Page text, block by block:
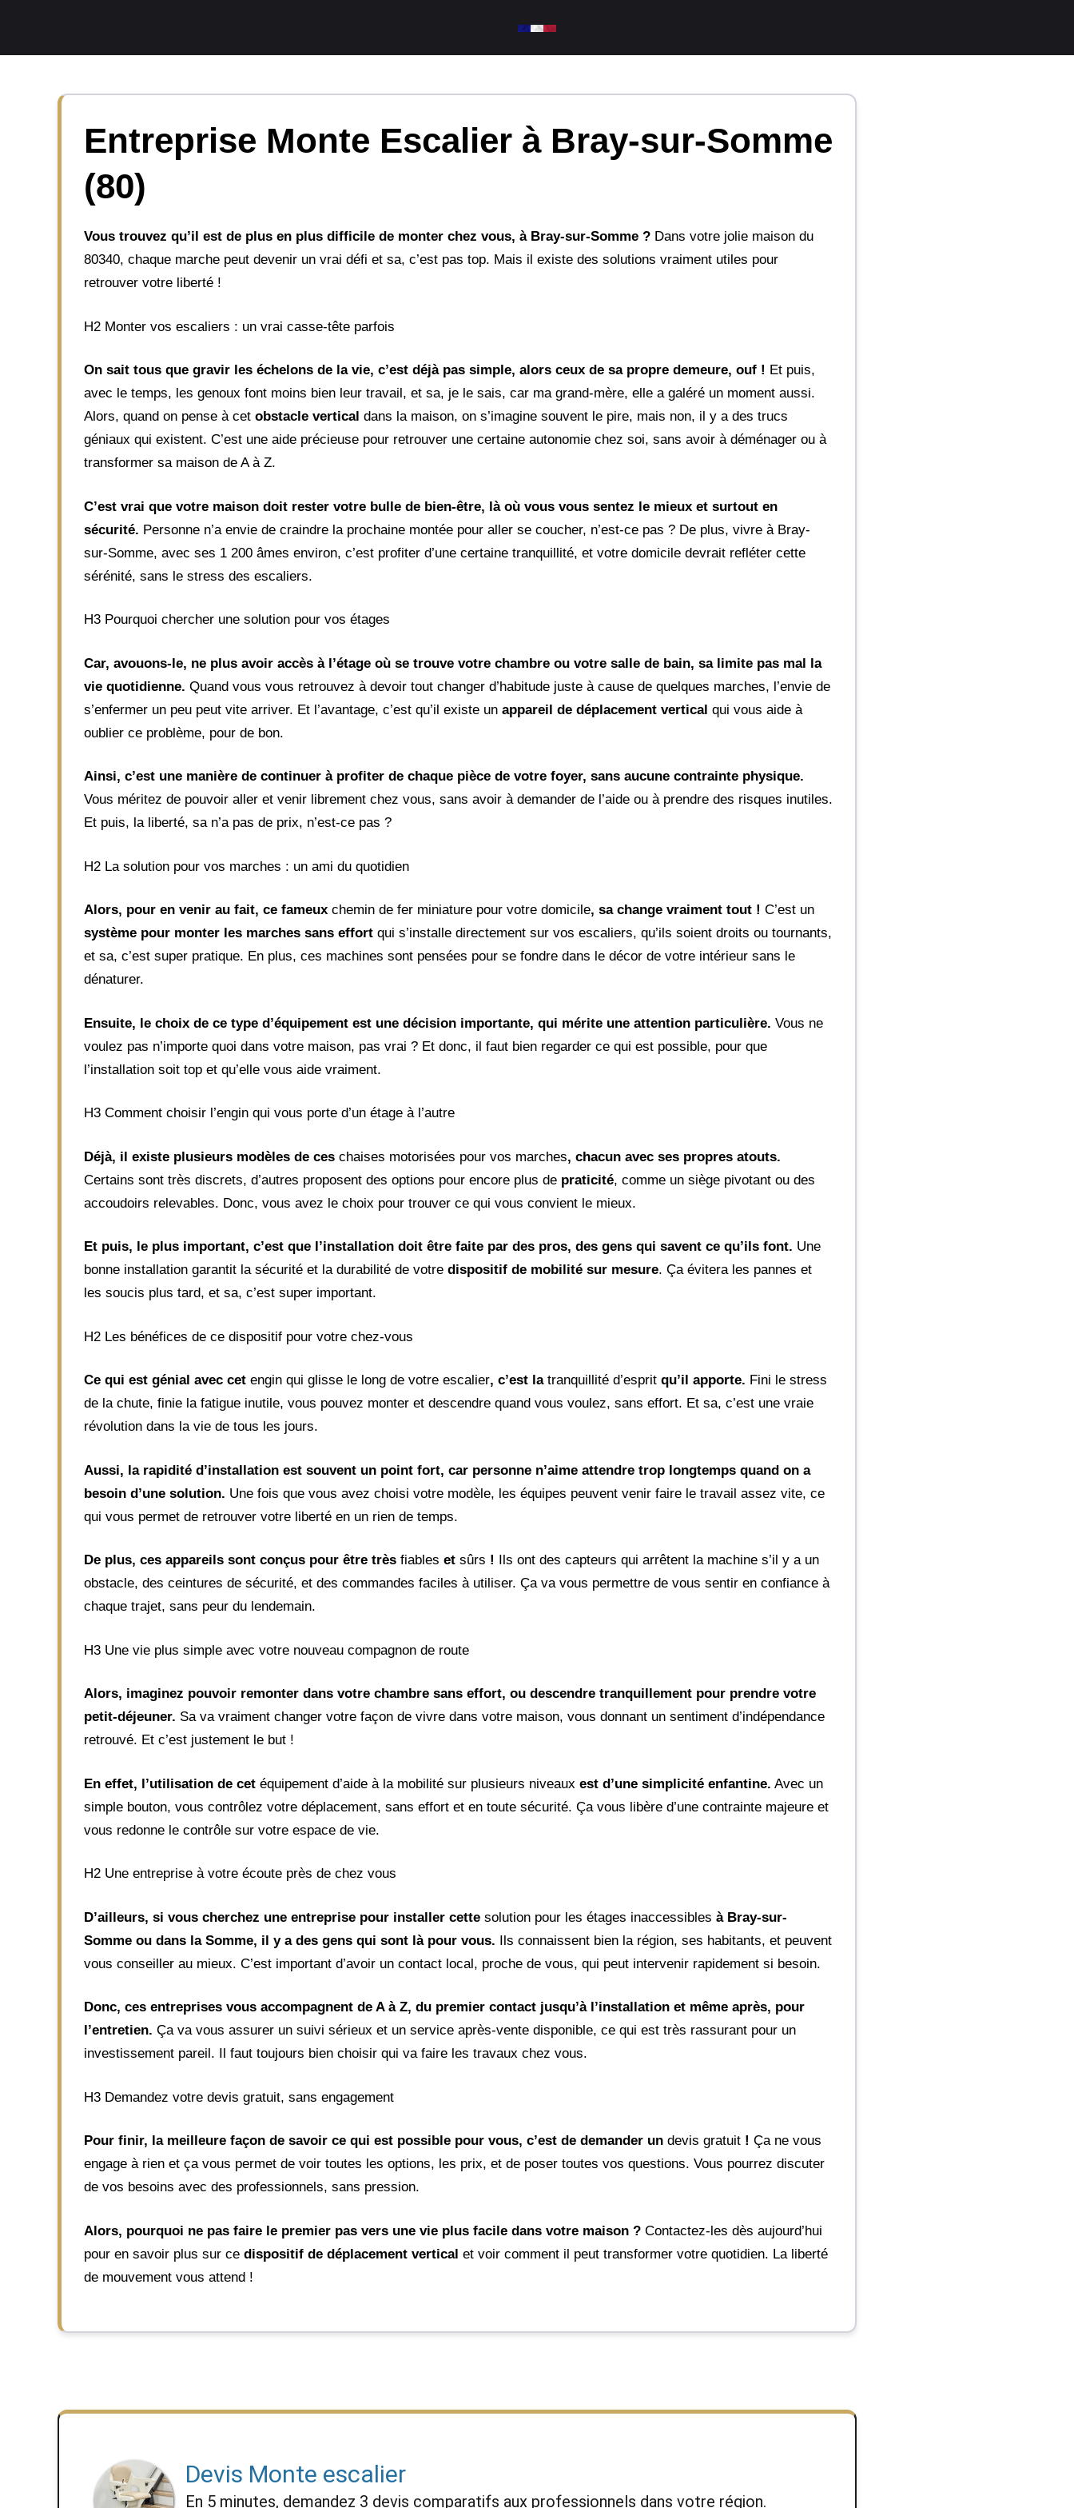
contenu
Entreprise Monte Escalier à Bray-sur-Somme
(80)
Vous trouvez qu’il est de plus en plus difficile de monter chez vous, à Bray-sur-Somme ? Dans votre jolie maison du
80340, chaque marche peut devenir un vrai défi et sa, c’est pas top. Mais il existe des solutions vraiment utiles pour
retrouver votre liberté !
H2 Monter vos escaliers : un vrai casse-tête parfois
On sait tous que gravir les échelons de la vie, c’est déjà pas simple, alors ceux de sa propre demeure, ouf ! Et puis,
avec le temps, les genoux font moins bien leur travail, et sa, je le sais, car ma grand-mère, elle a galéré un moment aussi.
Alors, quand on pense à cet obstacle vertical dans la maison, on s’imagine souvent le pire, mais non, il y a des trucs
géniaux qui existent. C’est une aide précieuse pour retrouver une certaine autonomie chez soi, sans avoir à déménager ou à
transformer sa maison de A à Z.
C’est vrai que votre maison doit rester votre bulle de bien-être, là où vous vous sentez le mieux et surtout en
sécurité. Personne n’a envie de craindre la prochaine montée pour aller se coucher, n’est-ce pas ? De plus, vivre à Bray-
sur-Somme, avec ses 1 200 âmes environ, c’est profiter d’une certaine tranquillité, et votre domicile devrait refléter cette
sérénité, sans le stress des escaliers.
H3 Pourquoi chercher une solution pour vos étages
Car, avouons-le, ne plus avoir accès à l’étage où se trouve votre chambre ou votre salle de bain, sa limite pas mal la
vie quotidienne. Quand vous vous retrouvez à devoir tout changer d’habitude juste à cause de quelques marches, l’envie de
s’enfermer un peu peut vite arriver. Et l’avantage, c’est qu’il existe un appareil de déplacement vertical qui vous aide à
oublier ce problème, pour de bon.
Ainsi, c’est une manière de continuer à profiter de chaque pièce de votre foyer, sans aucune contrainte physique.
Vous méritez de pouvoir aller et venir librement chez vous, sans avoir à demander de l’aide ou à prendre des risques inutiles.
Et puis, la liberté, sa n’a pas de prix, n’est-ce pas ?
H2 La solution pour vos marches : un ami du quotidien
Alors, pour en venir au fait, ce fameux chemin de fer miniature pour votre domicile, sa change vraiment tout ! C’est un
système pour monter les marches sans effort qui s’installe directement sur vos escaliers, qu’ils soient droits ou tournants,
et sa, c’est super pratique. En plus, ces machines sont pensées pour se fondre dans le décor de votre intérieur sans le
dénaturer.
Ensuite, le choix de ce type d’équipement est une décision importante, qui mérite une attention particulière. Vous ne
voulez pas n’importe quoi dans votre maison, pas vrai ? Et donc, il faut bien regarder ce qui est possible, pour que
l’installation soit top et qu’elle vous aide vraiment.
H3 Comment choisir l’engin qui vous porte d’un étage à l’autre
Déjà, il existe plusieurs modèles de ces chaises motorisées pour vos marches, chacun avec ses propres atouts.
Certains sont très discrets, d’autres proposent des options pour encore plus de praticité, comme un siège pivotant ou des
accoudoirs relevables. Donc, vous avez le choix pour trouver ce qui vous convient le mieux.
Et puis, le plus important, c’est que l’installation doit être faite par des pros, des gens qui savent ce qu’ils font. Une
bonne installation garantit la sécurité et la durabilité de votre dispositif de mobilité sur mesure. Ça évitera les pannes et
les soucis plus tard, et sa, c’est super important.
H2 Les bénéfices de ce dispositif pour votre chez-vous
Ce qui est génial avec cet engin qui glisse le long de votre escalier, c’est la tranquillité d’esprit qu’il apporte. Fini le stress
de la chute, finie la fatigue inutile, vous pouvez monter et descendre quand vous voulez, sans effort. Et sa, c’est une vraie
révolution dans la vie de tous les jours.
Aussi, la rapidité d’installation est souvent un point fort, car personne n’aime attendre trop longtemps quand on a
besoin d’une solution. Une fois que vous avez choisi votre modèle, les équipes peuvent venir faire le travail assez vite, ce
qui vous permet de retrouver votre liberté en un rien de temps.
De plus, ces appareils sont conçus pour être très fiables et sûrs ! Ils ont des capteurs qui arrêtent la machine s’il y a un
obstacle, des ceintures de sécurité, et des commandes faciles à utiliser. Ça va vous permettre de vous sentir en confiance à
chaque trajet, sans peur du lendemain.
H3 Une vie plus simple avec votre nouveau compagnon de route
Alors, imaginez pouvoir remonter dans votre chambre sans effort, ou descendre tranquillement pour prendre votre
petit-déjeuner. Sa va vraiment changer votre façon de vivre dans votre maison, vous donnant un sentiment d’indépendance
retrouvé. Et c’est justement le but !
En effet, l’utilisation de cet équipement d’aide à la mobilité sur plusieurs niveaux est d’une simplicité enfantine. Avec un
simple bouton, vous contrôlez votre déplacement, sans effort et en toute sécurité. Ça vous libère d’une contrainte majeure et
vous redonne le contrôle sur votre espace de vie.
H2 Une entreprise à votre écoute près de chez vous
D’ailleurs, si vous cherchez une entreprise pour installer cette solution pour les étages inaccessibles à Bray-sur-
Somme ou dans la Somme, il y a des gens qui sont là pour vous. Ils connaissent bien la région, ses habitants, et peuvent
vous conseiller au mieux. C’est important d’avoir un contact local, proche de vous, qui peut intervenir rapidement si besoin.
Donc, ces entreprises vous accompagnent de A à Z, du premier contact jusqu’à l’installation et même après, pour
l’entretien. Ça va vous assurer un suivi sérieux et un service après-vente disponible, ce qui est très rassurant pour un
investissement pareil. Il faut toujours bien choisir qui va faire les travaux chez vous.
H3 Demandez votre devis gratuit, sans engagement
Pour finir, la meilleure façon de savoir ce qui est possible pour vous, c’est de demander un devis gratuit ! Ça ne vous
engage à rien et ça vous permet de voir toutes les options, les prix, et de poser toutes vos questions. Vous pourrez discuter
de vos besoins avec des professionnels, sans pression.
Alors, pourquoi ne pas faire le premier pas vers une vie plus facile dans votre maison ? Contactez-les dès aujourd’hui
pour en savoir plus sur ce dispositif de déplacement vertical et voir comment il peut transformer votre quotidien. La liberté
de mouvement vous attend !
Devis Monte escalier
En 5 minutes, demandez 3 devis comparatifs aux professionnels dans votre région.